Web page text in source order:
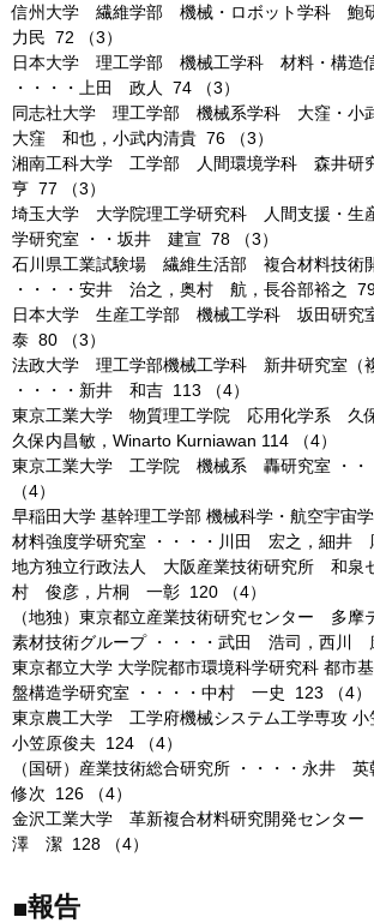
信州大学 繊維学部 機械・ロボット学科 鮑
力民 72 （3）
日本大学 理工学部 機械工学科 材料・構造
・・・・上田 政人 74 （3）
同志社大学 理工学部 機械系学科 大窪・小武
大窪 和也，小武内清貴 76 （3）
湘南工科大学 工学部 人間環境学科 森井研
亨 77 （3）
埼玉大学 大学院理工学研究科 人間支援・生
学研究室 ・・坂井 建宣 78 （3）
石川県工業試験場 繊維生活部 複合材料技術
・・・・安井 治之，奥村 航，長谷部裕之 79
日本大学 生産工学部 機械工学科 坂田研究
泰 80 （3）
法政大学 理工学部機械工学科 新井研究室（複
・・・・新井 和吉 113 （4）
東京工業大学 物質理工学院 応用化学系 久保
久保内昌敏，Winarto Kurniawan 114 （4）
東京工業大学 工学院 機械系 轟研究室 ・
（4）
早稲田大学 基幹理工学部 機械科学・航空宇宙
材料強度学研究室 ・・・・川田 宏之，細井
地方独立行政法人 大阪産業技術研究所 和泉
村 俊彦，片桐 一彰 120 （4）
（地独）東京都立産業技術研究センター 多
素材技術グループ ・・・・武田 浩司，西川
東京都立大学 大学院都市環境科学研究科 都市
盤構造学研究室 ・・・・中村 一史 123 （4）
東京農工大学 工学府機械システム工学専攻 小
小笠原俊夫 124 （4）
（国研）産業技術総合研究所 ・・・・永井
修次 126 （4）
金沢工業大学 革新複合材料研究開発センター
澤 潔 128 （4）
■報告